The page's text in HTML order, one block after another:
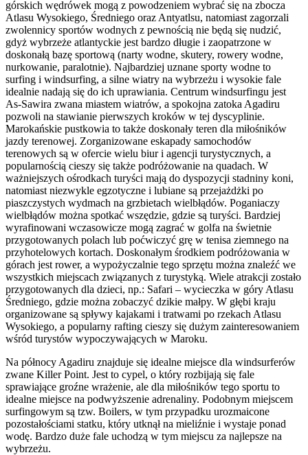
górskich wędrówek mogą z powodzeniem wybrać się na zbocza
Atlasu Wysokiego, Średniego oraz Antyatlsu, natomiast zagorzali
zwolennicy sportów wodnych z pewnością nie będą się nudzić,
gdyż wybrzeże atlantyckie jest bardzo długie i zaopatrzone w
doskonałą bazę sportową (narty wodne, skutery, rowery wodne,
nurkowanie, paralotnie). Najbardziej uznane sporty wodne to
surfing i windsurfing, a silne wiatry na wybrzeżu i wysokie fale
idealnie nadają się do ich uprawiania. Centrum windsurfingu jest
As-Sawira zwana miastem wiatrów, a spokojna zatoka Agadiru
pozwoli na stawianie pierwszych kroków w tej dyscyplinie.
Marokańskie pustkowia to także doskonały teren dla miłośników
jazdy terenowej. Zorganizowane eskapady samochodów
terenowych są w ofercie wielu biur i agencji turystycznych, a
popularnością cieszy się także podróżowanie na quadach. W
ważniejszych ośrodkach turyści mają do dyspozycji stadniny koni,
natomiast niezwykle egzotyczne i lubiane są przejażdżki po
piaszczystych wydmach na grzbietach wielbłądów. Poganiaczy
wielbłądów można spotkać wszędzie, gdzie są turyści. Bardziej
wyrafinowani wczasowicze mogą zagrać w golfa na świetnie
przygotowanych polach lub poćwiczyć grę w tenisa ziemnego na
przyhotelowych kortach. Doskonałym środkiem podróżowania w
górach jest rower, a wypożyczalnie tego sprzętu można znaleźć we
wszystkich miejscach związanych z turystyką. Wiele atrakcji zostało
przygotowanych dla dzieci, np.: Safari – wycieczka w góry Atlasu
Średniego, gdzie można zobaczyć dzikie małpy. W głębi kraju
organizowane są spływy kajakami i tratwami po rzekach Atlasu
Wysokiego, a popularny rafting cieszy się dużym zainteresowaniem
wśród turystów wypoczywających w Maroku.
Na północy Agadiru znajduje się idealne miejsce dla windsurferów
zwane Killer Point. Jest to cypel, o który rozbijają się fale
sprawiające groźne wrażenie, ale dla miłośników tego sportu to
idealne miejsce na podwyższenie adrenaliny. Podobnym miejscem
surfingowym są tzw. Boilers, w tym przypadku urozmaicone
pozostałościami statku, który utknął na mieliźnie i wystaje ponad
wodę. Bardzo duże fale uchodzą w tym miejscu za najlepsze na
wybrzeżu.